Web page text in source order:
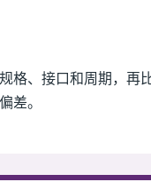
格、接口和周期，再
差。